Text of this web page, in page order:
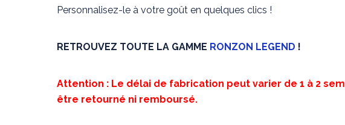
Personnalisez-le à votre goût en quelques clics !
RETROUVEZ TOUTE LA GAMME RONZON LEGEND !
Attention : Le délai de fabrication peut varier de 1 à 2
être retourné ni remboursé.